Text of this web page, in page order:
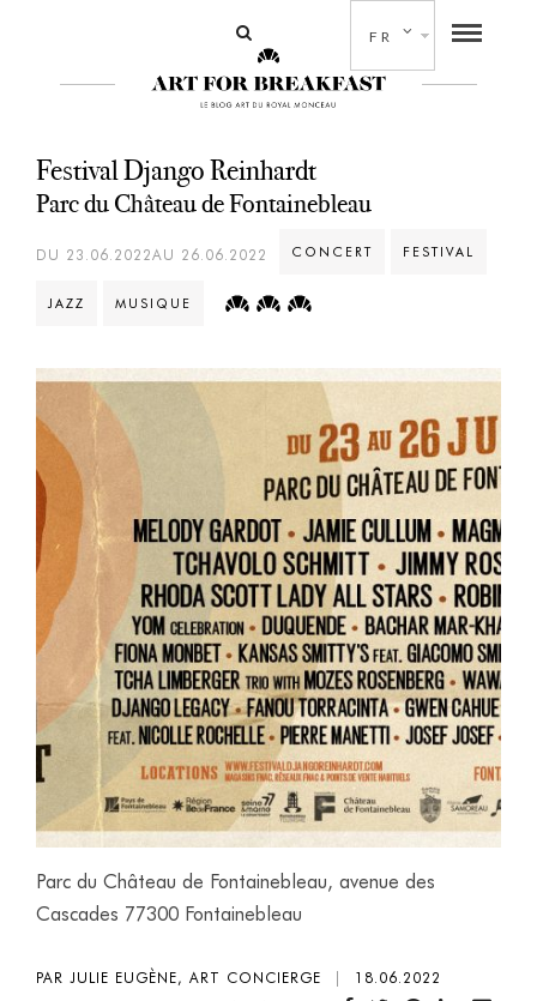
FR
Festival Django Reinhardt
Parc du Château de Fontainebleau
DU 23.06.2022AU 26.06.2022 CONCERT FESTIVAL
JAZZ MUSIQUE
Parc du Château de Fontainebleau, avenue des
Cascades 77300 Fontainebleau
PAR JULIE EUGÈNE, ART CONCIERGE
18.06.2022